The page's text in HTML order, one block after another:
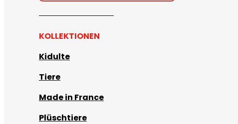
KOLLEKTIONEN
Kidulte
Tiere
Made in France
Plüschtiere